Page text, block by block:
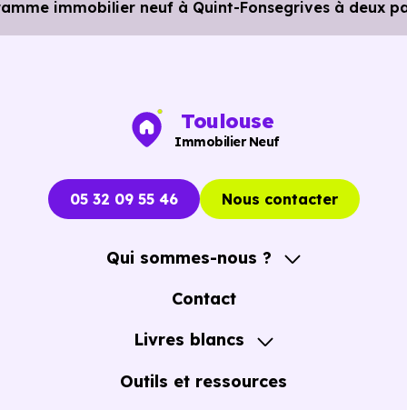
immobilier neuf à Quint-Fonsegrives à deux
Toulouse
Immobilier Neuf
05 32 09 55 46 Nous contacter
Qui sommes-nous ?
A propos
Contact
Livres blancs
Guide de l'Achat immobilier neuf en VEFA
Outils et ressources